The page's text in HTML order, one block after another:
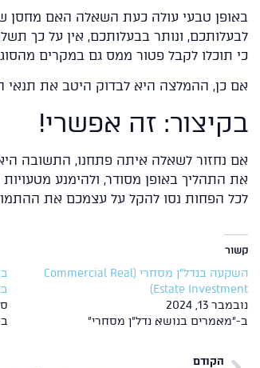
באופן טבעי עולה כעת השאלה האם מחסן
לבעלותכם, ונותר בבעלותכם, אין על כך
כי תוכלו לקבל פטור ממס גם במקרים
אם כן, ההמלצה היא לבדוק היטב את תנאי
בקיצור: זה אפשרי!
אם נחזור לשאלה איתה פתחנו, התשובה
את התהליך באופן מסודר, ולהימנע
לכל הפחות נסו להקל על עצמכם את
קשור
השקעה בנדל"ן מסחרי (Commercial Real
Estate Investment)
נובמבר 13, 2024
ב-"מאמרים בנושא נדל"ן מסחרי"
הקודם